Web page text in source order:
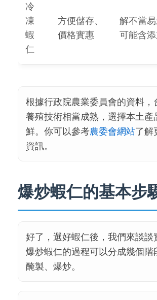
冷
凍
蝦
仁
方便儲存、
價格實惠
解不當易
可能含
根據行政院農業委員會的資料，
養殖技術相當成熟，選擇本土產
鮮。你可以參考農委會網站了解
資訊。
爆炒蝦仁的基本步
好了，選好蝦仁後，我們來談談
爆炒蝦仁的過程可以分成幾個階
醃製、爆炒。